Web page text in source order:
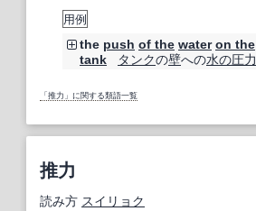
用例
the push of the water on the
tank
タンクの壁への水の圧力
「推力」に関する類語一覧
推力
読み方 スイリョク